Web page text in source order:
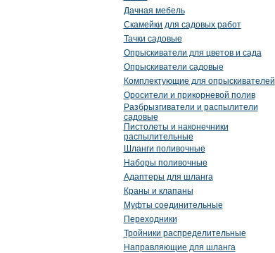
Дачная мебель
Скамейки для садовых работ
Тачки садовые
Опрыскиватели для цветов и сада
Опрыскиватели садовые
Комплектующие для опрыскивателей
Оросители и прикорневой полив
Разбрызгиватели и распылители
садовые
Пистолеты и наконечники
распылительные
Шланги поливочные
Наборы поливочные
Адаптеры для шланга
Краны и клапаны
Муфты соединительные
Переходники
Тройники распределительные
Направляющие для шланга